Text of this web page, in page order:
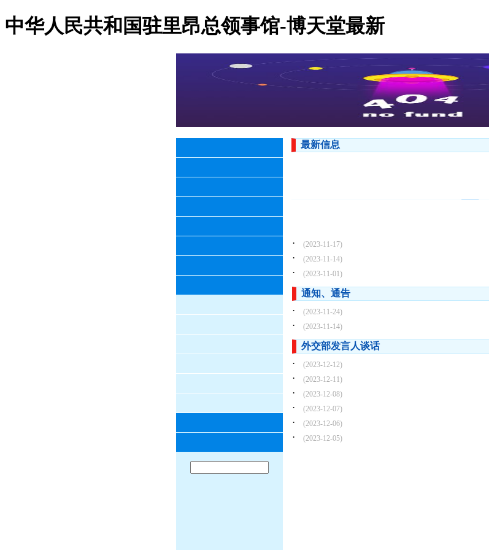
中华人民共和国驻里昂总领事馆-博天堂最新
最新信息
· (2023-11-17)
· (2023-11-14)
· (2023-11-01)
通知、通告
·
(2023-11-24)
· (2023-11-14)
外交部发言人谈话
·
(2023-12-12)
· (2023-12-11)
· (2023-12-08)
· (2023-12-07)
· (2023-12-06)
· (2023-12-05)